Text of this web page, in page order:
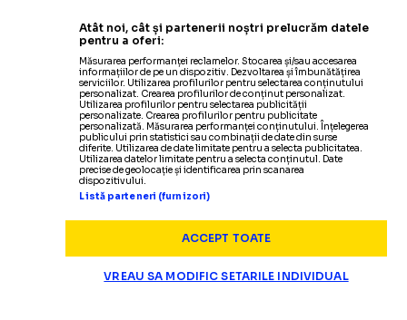
Atât noi, cât și partenerii noștri prelucrăm datele
pentru a oferi:
Măsurarea performanței reclamelor. Stocarea și/sau accesarea
informațiilor de pe un dispozitiv. Dezvoltarea și îmbunătățirea
serviciilor. Utilizarea profilurilor pentru selectarea conținutului
personalizat. Crearea profilurilor de conținut personalizat.
Utilizarea profilurilor pentru selectarea publicității
personalizate. Crearea profilurilor pentru publicitate
personalizată. Măsurarea performanței conținutului. Înțelegerea
publicului prin statistici sau combinații de date din surse
diferite. Utilizarea de date limitate pentru a selecta publicitatea.
Utilizarea datelor limitate pentru a selecta conținutul. Date
precise de geolocație și identificarea prin scanarea
dispozitivului.
Listă parteneri (furnizori)
ACCEPT TOATE
VREAU SA MODIFIC SETARILE INDIVIDUAL